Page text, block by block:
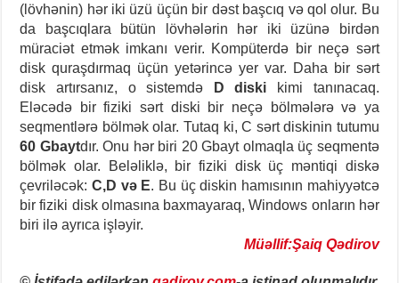
(lövhənin) hər iki üzü üçün bir dəst başcıq və qol olur. Bu
da başcıqlara bütün lövhələrin hər iki üzünə birdən
müraciət etmək imkanı verir. Kompüterdə bir neçə sərt
disk quraşdırmaq üçün yetərincə yer var. Daha bir sərt
disk artırsanız, o sistemdə
D diski kimi tanınacaq.
Eləcədə bir fiziki sərt diski bir neçə bölmələrə və ya
seqmentlərə bölmək olar. Tutaq ki, C sərt diskinin tutumu
60 Gbaytdır. Onu hər biri 20 Gbayt olmaqla üç seqmentə
bölmək olar. Beləliklə, bir fiziki disk üç məntiqi diskə
çevriləcək: C,D və E. Bu üç diskin hamısının mahiyyətcə
bir fiziki disk olmasına baxmayaraq, Windows onların hər
biri ilə ayrıca işləyir.
Müəllif:Şaiq Qədirov